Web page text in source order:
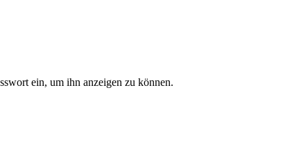
ein, um ihn anzeigen zu können.